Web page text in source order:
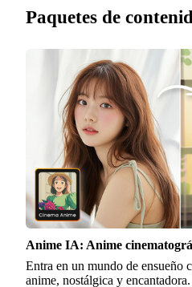
Paquetes de
Anime IA: Anime
Entra en un mundo de ensueño
anime, nostálgica y